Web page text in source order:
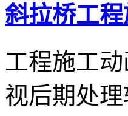
斜拉桥工
工程施工
视后期处